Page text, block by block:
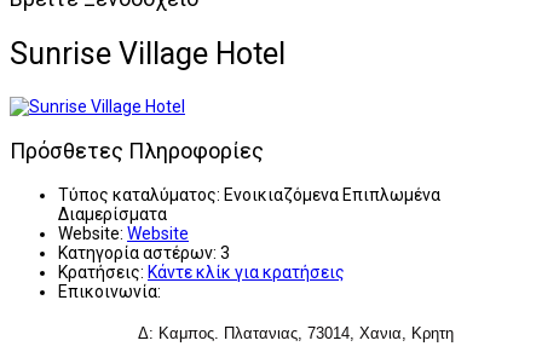
Sunrise Village Hotel
Πρόσθετες Πληροφορίες
Τύπος καταλύματος: Ενοικιαζόμενα Επιπλωμένα
Διαμερίσματα
Website: Website
Κατηγορία αστέρων: 3
Κρατήσεις: Κάντε κλίκ για κρατήσεις
Επικοινωνία:
Δ: Καμπος. Πλατανιας, 73014, Χανια, Κρητη